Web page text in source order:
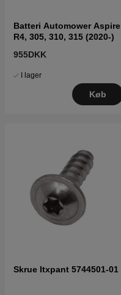
Batteri Automower Aspire
R4, 305, 310, 315 (2020-)
955DKK
I lager
Køb
Skrue Itxpant 5744501-01